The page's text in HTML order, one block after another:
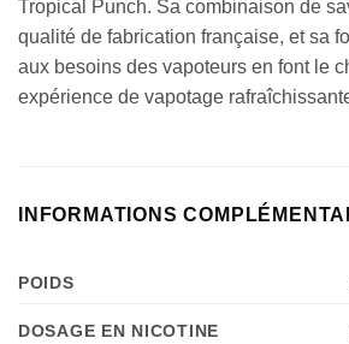
Tropical Punch. Sa combinaison de
qualité de fabrication française, et sa
aux besoins des vapoteurs en font le
expérience de vapotage
INFORMATIONS
POIDS
DOSAGE EN NICOTINE